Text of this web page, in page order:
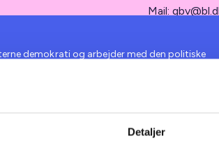
Detaljer
Mail:
demokrati og arbejder med den politiske
i BL’s 11 kredse. Her indgår
arrangementer og andre initiativer i
af Almene Mål og andre politiske